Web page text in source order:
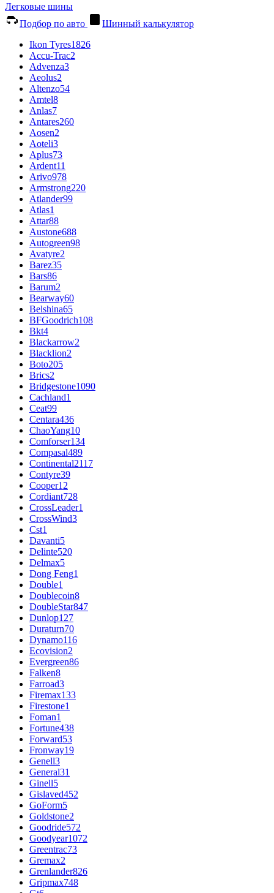
Легковые шины
Подбор по авто
Шинный калькулятор
Ikon Tyres1826
Accu-Trac2
Advenza3
Aeolus2
Altenzo54
Amtel8
Anlas7
Antares260
Aosen2
Aoteli3
Aplus73
Ardent11
Arivo978
Armstrong220
Atlander99
Atlas1
Attar88
Austone688
Autogreen98
Avatyre2
Barez35
Bars86
Barum2
Bearway60
Belshina65
BFGoodrich108
Bkt4
Blackarrow2
Blacklion2
Boto205
Brics2
Bridgestone1090
Cachland1
Ceat99
Centara436
ChaoYang10
Comforser134
Compasal489
Continental2117
Contyre39
Cooper12
Cordiant728
CrossLeader1
CrossWind3
Cst1
Davanti5
Delinte520
Delmax5
Dong Feng1
Double1
Doublecoin8
DoubleStar847
Dunlop127
Duraturn70
Dynamo116
Ecovision2
Evergreen86
Falken8
Farroad3
Firemax133
Firestone1
Foman1
Fortune438
Forward53
Fronway19
Genell3
General31
Ginell5
Gislaved452
GoForm5
Goldstone2
Goodride572
Goodyear1072
Greentrac73
Gremax2
Grenlander826
Gripmax748